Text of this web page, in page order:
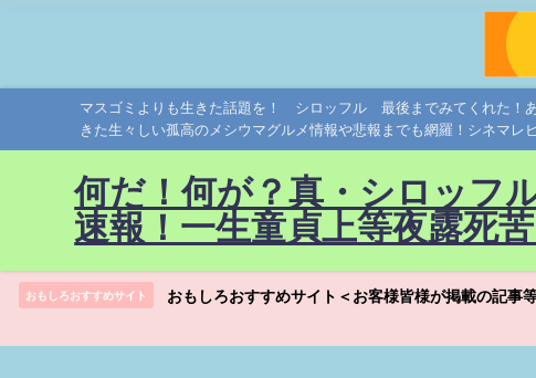
マスゴミよりも生きた話題を！ シロッフル 最後までみてくれた
きた生々しい孤高のメシウマグルメ情報や悲報までも網羅！シネマレ
何だ！何が？真・シロッ
速報！一生童貞上等夜露死苦
おもしろおすすめサイト
おもしろおすすめサイト＜お客様皆様が掲載の記事